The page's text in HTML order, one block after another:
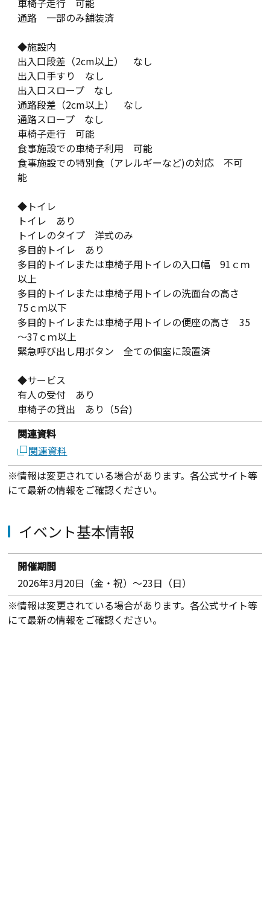
車椅子走行 可能
通路 一部のみ舗装済
◆施設内
出入口段差（2cm以上） なし
出入口手すり なし
出入口スロープ なし
通路段差（2cm以上） なし
通路スロープ なし
車椅子走行 可能
食事施設での車椅子利用 可能
食事施設での特別食（アレルギーなど)の対応 不可
能
◆トイレ
トイレ あり
トイレのタイプ 洋式のみ
多目的トイレ あり
多目的トイレまたは車椅子用トイレの入口幅 91ｃｍ
以上
多目的トイレまたは車椅子用トイレの洗面台の高さ
75ｃｍ以下
多目的トイレまたは車椅子用トイレの便座の高さ 35
～37ｃｍ以上
緊急呼び出し用ボタン 全ての個室に設置済
◆サービス
有人の受付 あり
車椅子の貸出 あり（5台)
関連資料
関連資料
※情報は変更されている場合があります。各公式サイト等
にて最新の情報をご確認ください。
イベント基本情報
開催期間
2026年3月20日（金・祝）～23日（日）
※情報は変更されている場合があります。各公式サイト等
にて最新の情報をご確認ください。